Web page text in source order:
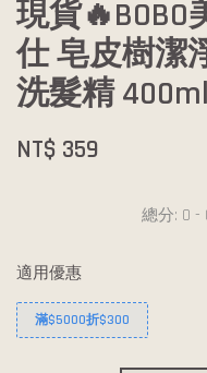
現貨🔥BOBO
仕 皂皮樹潔
洗髮精 400ml
NT$ 359
總分: 0 -
適用優惠
滿$5000折$300